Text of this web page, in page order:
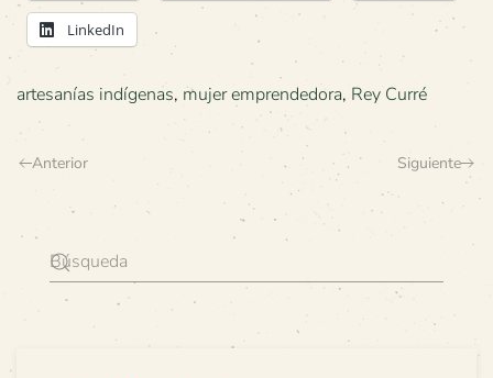
LinkedIn
artesanías indígenas, mujer emprendedora, Rey Curré
Anterior Siguiente